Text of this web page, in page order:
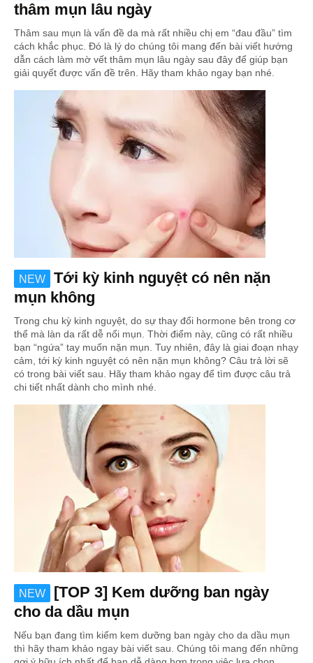
thâm mụn lâu ngày
Thâm sau mụn là vấn đề da mà rất nhiều chị em “đau đầu” tìm
cách khắc phục. Đó là lý do chúng tôi mang đến bài viết hướng
dẫn cách làm mờ vết thâm mụn lâu ngày sau đây để giúp bạn
giải quyết được vấn đề trên. Hãy tham khảo ngay bạn nhé.
NEW
Tới kỳ kinh nguyệt có nên nặn
mụn không
Trong chu kỳ kinh nguyệt, do sự thay đổi hormone bên trong cơ
thể mà làn da rất dễ nổi mụn. Thời điểm này, cũng có rất nhiều
bạn “ngứa” tay muốn nặn mụn. Tuy nhiên, đây là giai đoạn nhạy
cảm, tới kỳ kinh nguyệt có nên nặn mụn không? Câu trả lời sẽ
có trong bài viết sau. Hãy tham khảo ngay để tìm được câu trả
chi tiết nhất dành cho mình nhé.
NEW
[TOP 3] Kem dưỡng ban ngày
cho da dầu mụn
Nếu bạn đang tìm kiếm kem dưỡng ban ngày cho da dầu mụn
thì hãy tham khảo ngay bài viết sau. Chúng tôi mang đến những